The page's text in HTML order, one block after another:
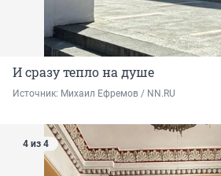
И сразу тепло на душе
Источник: Михаил Ефремов / NN.RU
4 из 4